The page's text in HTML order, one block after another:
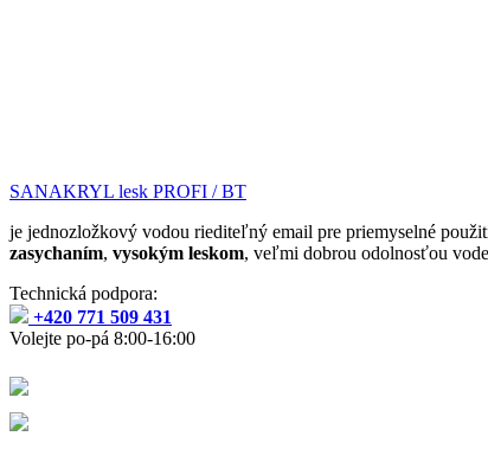
SANAKRYL lesk PROFI / BT
je jednozložkový vodou riediteľný email pre priemyselné
zasychaním, vysokým leskom, veľmi dobrou odolnosťou
Technická podpora:
+420 771 509 431
Volejte po-pá 8:00-16:00